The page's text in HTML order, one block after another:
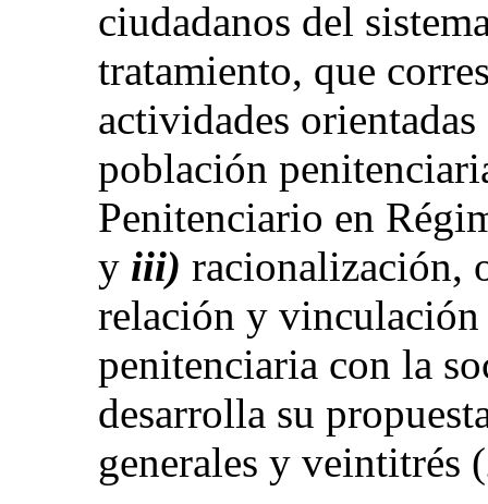
ciudadanos del
tratamiento, que
actividades
población
Penitenciario en
y iii) racionalización,
relación y
penitenciaria con la
desarrolla su
generales y veintitrés